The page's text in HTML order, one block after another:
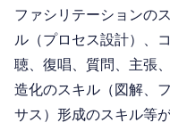
ファシリテーションの
ル（プロセス設計）、
聴、復唱、質問、主張
造化のスキル（図解、
サス）形成のスキル等